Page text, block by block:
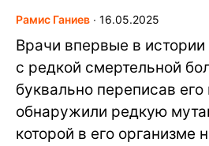
Рамис Ганиев ∙ 16.05.2025
Врачи впервые в
с редкой смертельной
буквально переписав
обнаружили редкую
которой в его организме